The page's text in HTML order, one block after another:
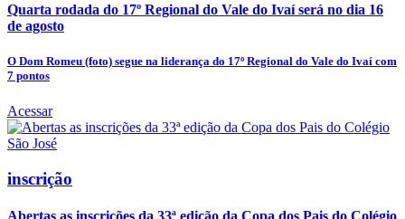
Quarta rodada do 17º Regional do Vale do Ivaí será no dia 16
de agosto
O Dom Romeu (foto) segue na liderança do 17º Regional do Vale do Ivaí com
7 pontos
Acessar
inscrição
Abertas as inscrições da 33ª edição da Copa dos Pais do Colégio